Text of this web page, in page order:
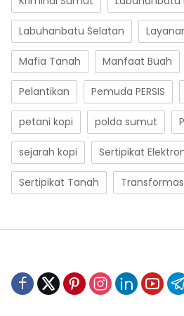
Labuhanbatu Selatan
Mafia Tanah Manfaat Buah
Pelantikan Pemuda PERSIS
petani kopi polda sumut
sejarah kopi Sertipikat
Sertipikat Tanah